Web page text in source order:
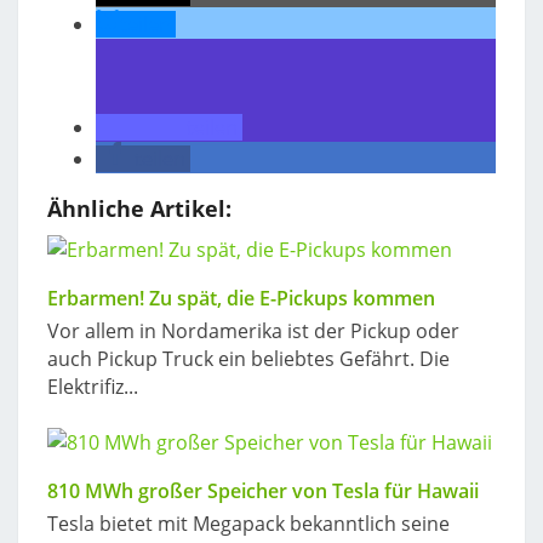
Ähnliche Artikel:
Erbarmen! Zu spät, die E-Pickups kommen
Vor allem in Nordamerika ist der Pickup oder
auch Pickup Truck ein beliebtes Gefährt. Die
Elektrifiz...
810 MWh großer Speicher von Tesla für Hawaii
Tesla bietet mit Megapack bekanntlich seine